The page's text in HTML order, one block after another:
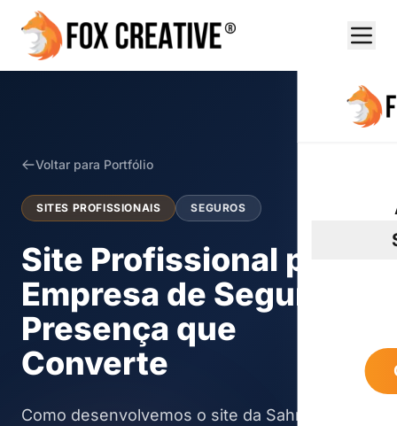
Voltar para Portfólio
SITES PROFISSIONAIS SEGUROS
Site Profissional para
Empresa de Seguros:
Presença que
Converte
Como desenvolvemos o site da Sahn